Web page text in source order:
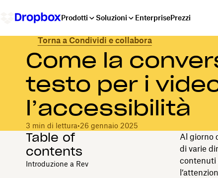
Prodotti Soluzioni EnterprisePrezzi
Torna a Condividi e collabora
Come la
testo per i
l’accessibilità
3 min di lettura•26 gennaio 2025
Table of
contents
Introduzione a Rev
Al giorno
di varie
contenuti